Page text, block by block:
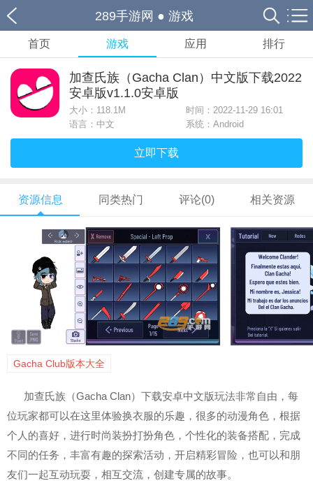
289手游网 ● 游戏
首页 游戏 应用 排行
加查氏族（Gacha Clan）中文版下载2022
安卓版v1.1.0安卓版
大小： 118.1M
时间：2022-11-29 16:01
语言：中文
系统：Android
立即下载
资源信息 同类热门 评论(0) 相关资源
Gacha Club版本大全
加查氏族（Gacha Clan）下载安卓中文版玩法非常自由，每
位玩家都可以在这里体验换衣服的乐趣，很多的动漫角色，根据
个人的喜好，进行时尚装扮打扮角色，个性化的装备搭配，完成
不同的任务，丰富有趣的探索活动，开启精彩冒险，也可以和朋
友们一起互动玩耍，相互交流，创建专属的故事。